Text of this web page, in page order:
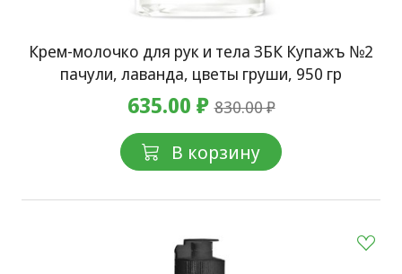
Крем-молочко для рук и тела ЗБК Купажъ №2
пачули, лаванда, цветы груши, 950 гр
635.00 ₽830.00 ₽
В корзину